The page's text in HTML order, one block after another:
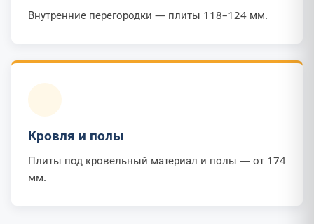
Внутренние перегородки — плиты 118–124 мм.
Кровля и полы
Плиты под кровельный материал и полы — от 174
мм.